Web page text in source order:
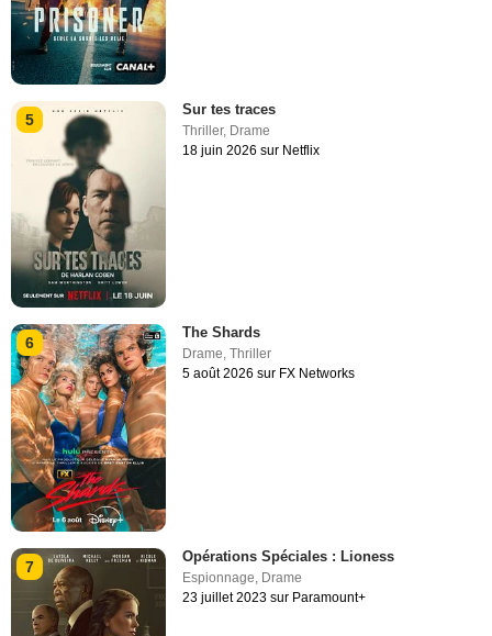
5
Sur tes traces
Thriller, Drame
18 juin 2026 sur Netflix
6
The Shards
Drame,Thriller
5 août 2026 sur FX Networks
7
Opérations Spéciales : Lioness
Espionnage Drame
23 juillet 2023 sur Paramount+